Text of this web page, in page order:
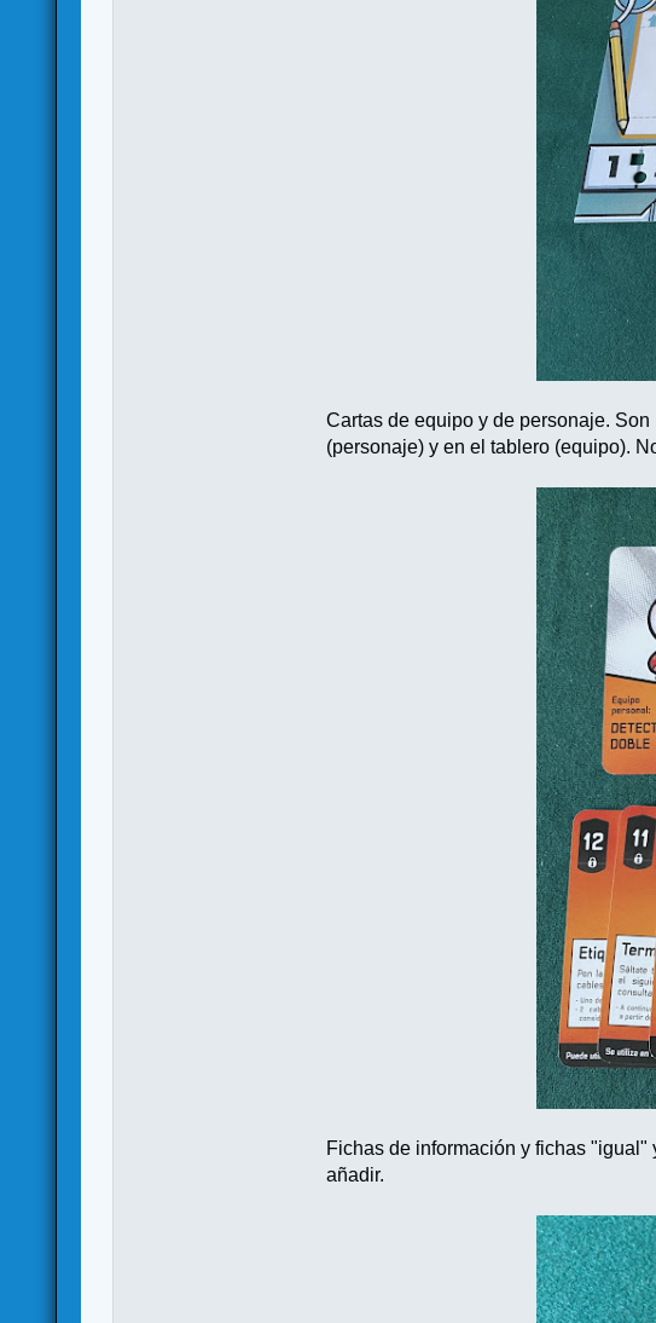
Cartas de equipo y de personaje.
(personaje) y en el tablero (equipo).
Fichas de información y fichas
añadir.